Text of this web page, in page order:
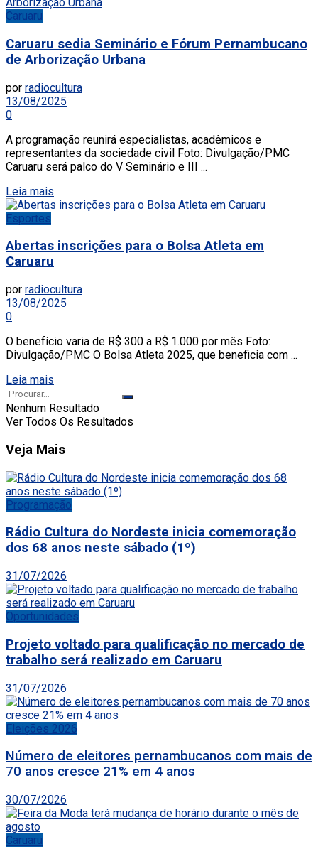
Caruaru
Caruaru sedia Seminário e Fórum Pernambucano
de Arborização Urbana
por radiocultura
13/08/2025
0
A programação reunirá especialistas, acadêmicos e
representantes da sociedade civil Foto: Divulgação/PMC
Caruaru será palco do V Seminário e III ...
Leia mais
Esportes
Abertas inscrições para o Bolsa Atleta em
Caruaru
por radiocultura
13/08/2025
0
O benefício varia de R$ 300 a R$ 1.000 por mês Foto:
Divulgação/PMC O Bolsa Atleta 2025, que beneficia com ...
Leia mais
Nenhum Resultado
Ver Todos Os Resultados
Veja Mais
Programação
Rádio Cultura do Nordeste inicia comemoração
dos 68 anos neste sábado (1º)
31/07/2026
Oportunidades
Projeto voltado para qualificação no mercado de
trabalho será realizado em Caruaru
31/07/2026
Eleições 2026
Número de eleitores pernambucanos com mais de
70 anos cresce 21% em 4 anos
30/07/2026
Caruaru